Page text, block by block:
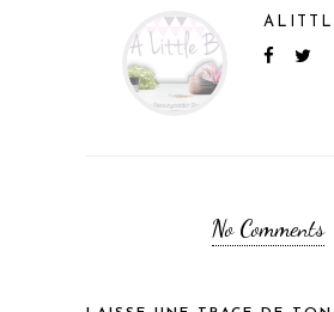
No Comments